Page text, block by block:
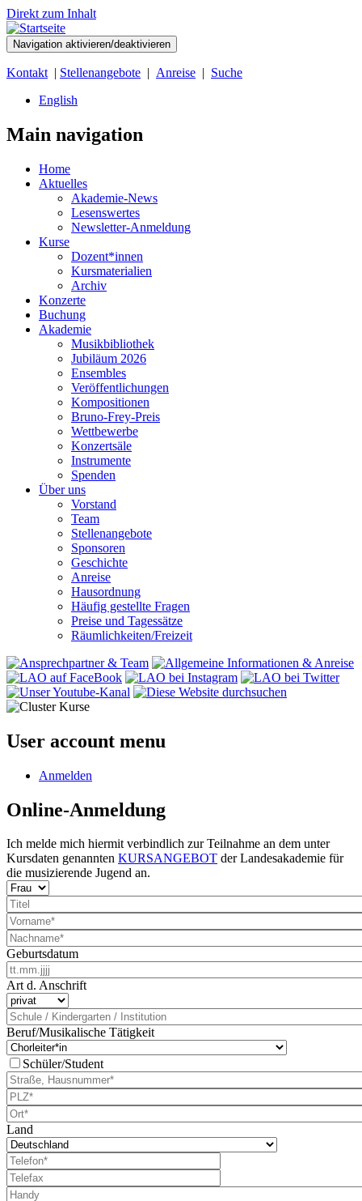
Direkt zum Inhalt
Navigation aktivieren/deaktivieren
Kontakt | Stellenangebote | Anreise | Suche
English
Main navigation
Home
Aktuelles
Akademie-News
Lesenswertes
Newsletter-Anmeldung
Kurse
Dozent*innen
Kursmaterialien
Archiv
Konzerte
Buchung
Akademie
Musikbibliothek
Jubiläum 2026
Ensembles
Veröffentlichungen
Kompositionen
Bruno-Frey-Preis
Wettbewerbe
Konzertsäle
Instrumente
Spenden
Über uns
Vorstand
Team
Stellenangebote
Sponsoren
Geschichte
Anreise
Hausordnung
Häufig gestellte Fragen
Preise und Tagessätze
Räumlichkeiten/Freizeit
User account menu
Anmelden
Online-Anmeldung
Ich melde mich hiermit verbindlich zur Teilnahme an dem unter
Kursdaten genannten KURSANGEBOT der Landesakademie für
die musizierende Jugend an.
Geburtsdatum
Art d. Anschrift
Beruf/Musikalische Tätigkeit
Schüler/Student
Land